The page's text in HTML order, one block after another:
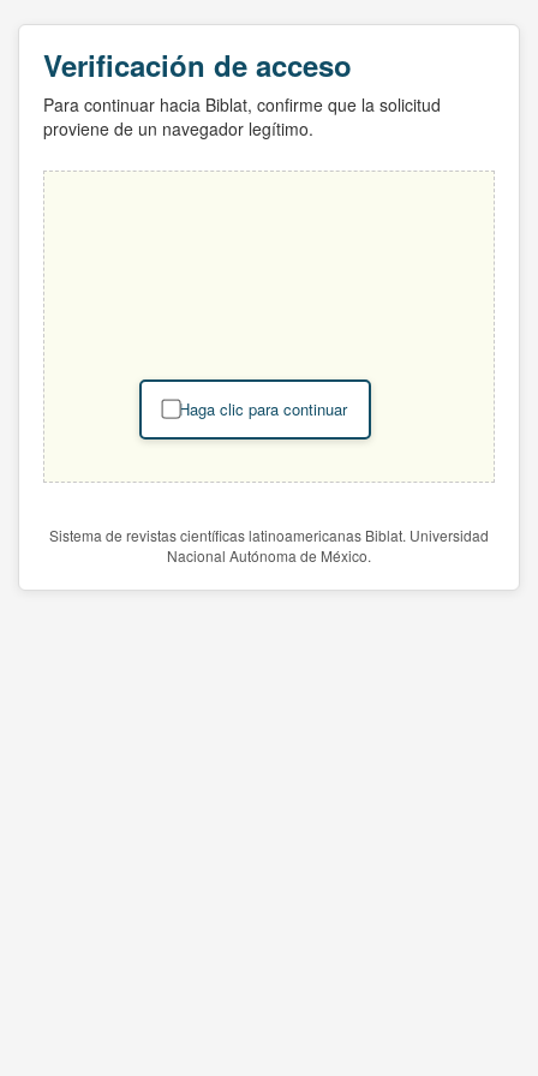
Verificación de acceso
Para continuar hacia Biblat, confirme que la solicitud
proviene de un navegador legítimo.
Haga clic para continuar
Sistema de revistas científicas latinoamericanas Biblat. Universidad
Nacional Autónoma de México.